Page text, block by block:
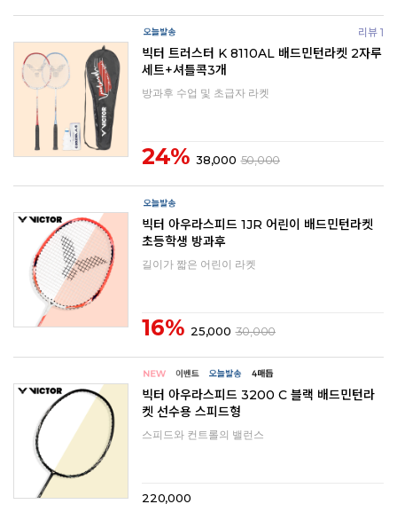
리뷰 1
빅터 트러스터 K 8110AL 배드민턴라켓 2자루
세트+셔틀콕3개
방과후 수업 및 초급자 라켓
24% 38,000 50,000
빅터 아우라스피드 1JR 어린이 배드민턴라켓
초등학생 방과후
길이가 짧은 어린이 라켓
16% 25,000 30,000
빅터 아우라스피드 3200 C 블랙 배드민턴라
켓 선수용 스피드형
스피드와 컨트롤의 밸런스
220,000